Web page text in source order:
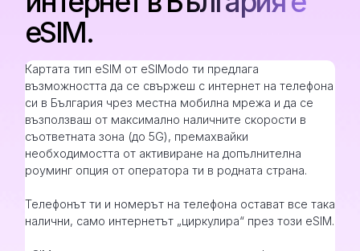
eSIM.
Картата тип eSIM от eSIModo ти предлага
възможността да се свържеш с интернет на телефона
си в България чрез местна мобилна мрежа и да се
възползваш от максимално наличните скорости в
съответната зона (до 5G), премахвайки
необходимостта от активиране на допълнителна
роуминг опция от оператора ти в родната страна.
Телефонът ти и номерът на телефона остават все така
налични, само интернетът „циркулира“ през този eSIM.